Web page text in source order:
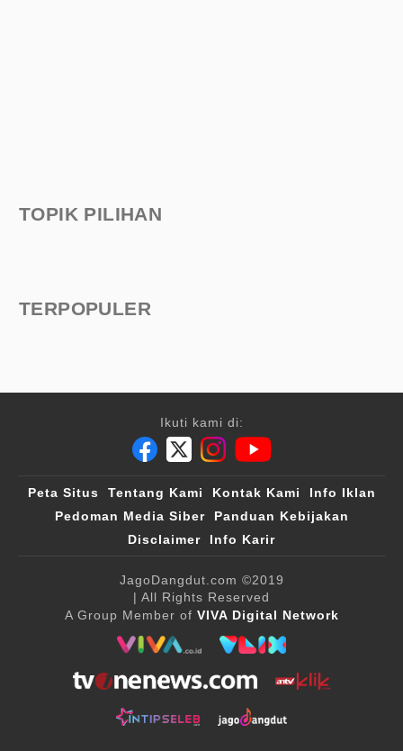
TOPIK PILIHAN
TERPOPULER
Ikuti kami di:
Peta Situs Tentang Kami Kontak Kami
Info Iklan
Pedoman Media Siber
Panduan Kebijakan
Disclaimer
Info Karir
JagoDangdut.com ©2019
| All Rights Reserved
A Group Member of VIVA Digital Network